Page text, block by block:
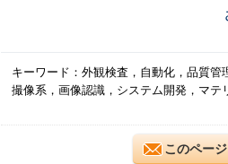
キーワード：外観検査，自動化，品質
撮像系，画像認識，システム開発，マテ
このペー